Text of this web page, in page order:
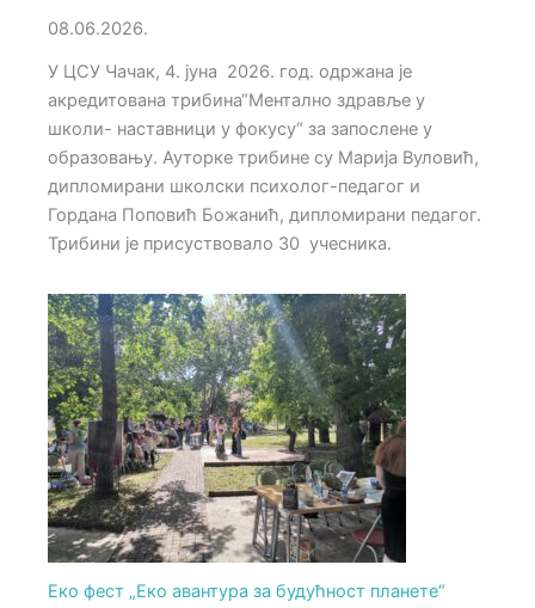
08.06.2026.
У ЦСУ Чачак, 4. јуна 2026. год. одржана је
акредитована трибина“Ментално здравље у
школи- наставници у фокусу“ за запослене у
образовању. Ауторке трибине су Марија Вуловић,
дипломирани школски психолог-педагог и
Гордана Поповић Божанић, дипломирани педагог.
Трибини је присуствовало 30 учесника.
Еко фест „Еко авантура за будућност планете“